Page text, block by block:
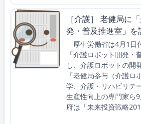
［介護］ 老健局に
発・普及推進室」を
厚生労働省は4月1日
「介護ロボット開発・
し、介護ロボットの開
「老健局参与（介護ロ
学、介護・リハビリテ
生産性向上の専門家
府は「未来投資戦略